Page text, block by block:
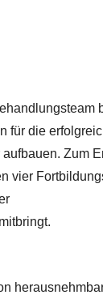
für die
Zum
vier